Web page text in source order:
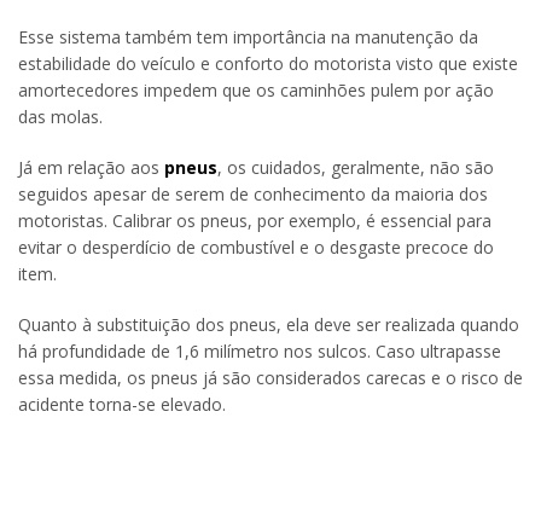
Esse sistema também tem importância na manutenção da
estabilidade do veículo e conforto do motorista visto que existe
amortecedores impedem que os caminhões pulem por ação
das molas.
Já em relação aos pneus, os cuidados, geralmente, não são
seguidos apesar de serem de conhecimento da maioria dos
motoristas. Calibrar os pneus, por exemplo, é essencial para
evitar o desperdício de combustível e o desgaste precoce do
item.
Quanto à substituição dos pneus, ela deve ser realizada quando
há profundidade de 1,6 milímetro nos sulcos. Caso ultrapasse
essa medida, os pneus já são considerados carecas e o risco de
acidente torna-se elevado.